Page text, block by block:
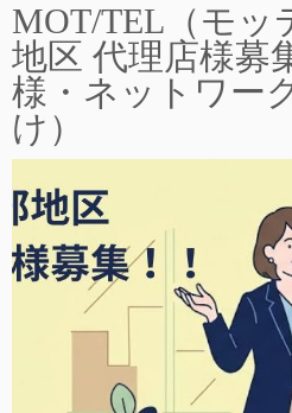
MOT/TEL（モッ
地区 代理店様
様・ネットワー
け）